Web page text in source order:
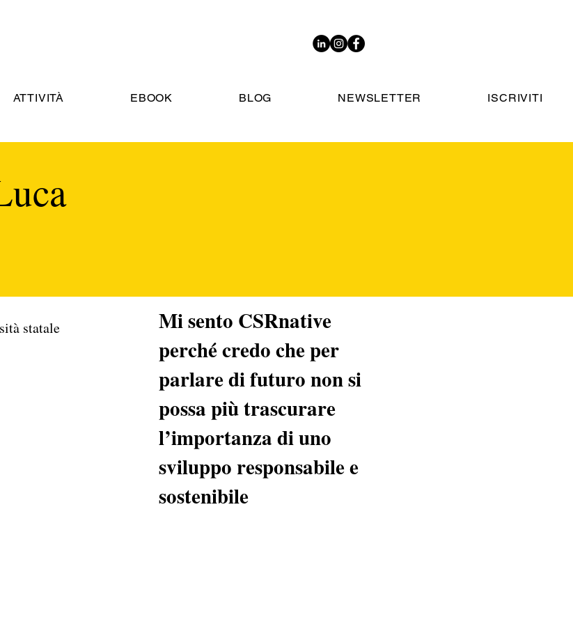
ATTIVITÀ EBOOK BLOG NEWSLETTER ISCRIVITI
statale
Mi sento CSRnative
perché credo che per
parlare di futuro non si
possa più trascurare
l’importanza di uno
sviluppo responsabile e
sostenibile